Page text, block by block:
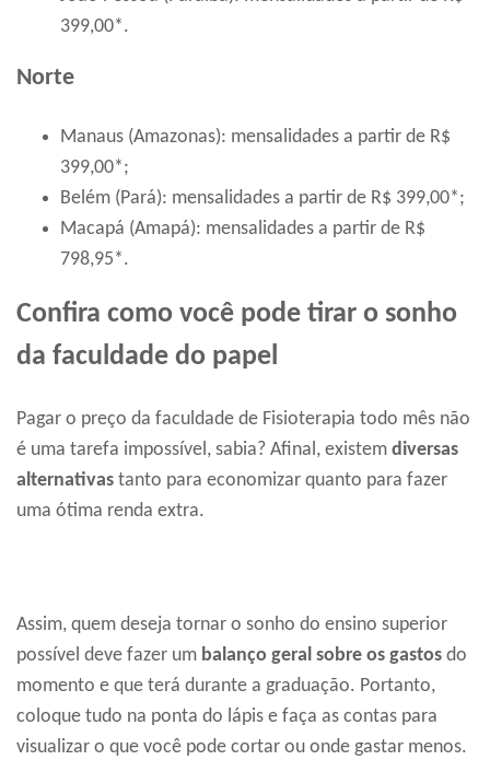
399,00*.
Norte
Manaus (Amazonas): mensalidades a partir de R$
399,00*;
Belém (Pará): mensalidades a partir de R$ 399,00*;
Macapá (Amapá): mensalidades a partir de R$
798,95*.
Confira como você pode tirar o sonho
da faculdade do papel
Pagar o preço da faculdade de Fisioterapia todo mês não
é uma tarefa impossível, sabia? Afinal, existem diversas
alternativas tanto para economizar quanto para fazer
uma ótima renda extra.
Assim, quem deseja tornar o sonho do ensino superior
possível deve fazer um balanço geral sobre os gastos do
momento e que terá durante a graduação. Portanto,
coloque tudo na ponta do lápis e faça as contas para
visualizar o que você pode cortar ou onde gastar menos.